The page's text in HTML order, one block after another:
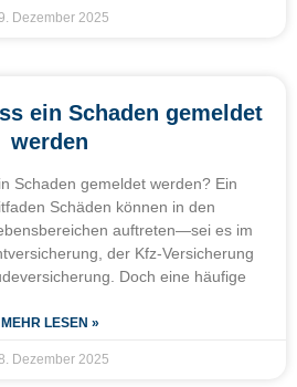
Dezember 2025
ein Schaden gemeldet
werden
Schaden gemeldet werden? Ein
Schäden können in den
auftreten—sei es im
der Kfz-Versicherung
Doch eine häufige
MEHR LESEN »
Dezember 2025